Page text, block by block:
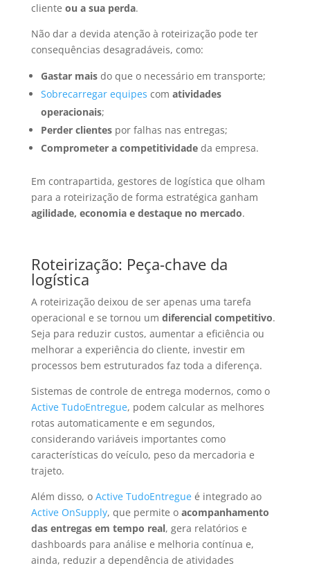
cliente ou a sua perda.
Não dar a devida atenção à roteirização pode ter
consequências desagradáveis, como:
Gastar maisdo que o necessário em transporte;
Sobrecarregar equipes com atividades
operacionais;
Perder clientespor falhas nas entregas;
Comprometer a competitividade da empresa.
Em contrapartida, gestores de logística que olham
para a roteirização de forma estratégica ganham
agilidade, economia e destaque no mercado.
Roteirização: Peça-chave da
logística
A roteirização deixou de ser apenas uma tarefa
operacional e se tornou um diferencial competitivo.
Seja para reduzir custos, aumentar a eficiência ou
melhorar a experiência do cliente, investir em
processos bem estruturados faz toda a diferença.
Sistemas de controle de entrega modernos, como o
Active TudoEntregue, podem calcular as melhores
rotas automaticamente e em segundos,
considerando variáveis importantes como
características do veículo, peso da mercadoria e
trajeto.
Além disso, o Active TudoEntregueé integrado ao
Active OnSupply, que permite o acompanhamento
das entregas em tempo real, gera relatórios e
dashboards para análise e melhoria contínua e,
ainda, reduzir a dependência de atividades